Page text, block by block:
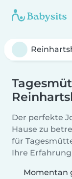
Der perfekte
Hause zu
für
Ihre
Momentan